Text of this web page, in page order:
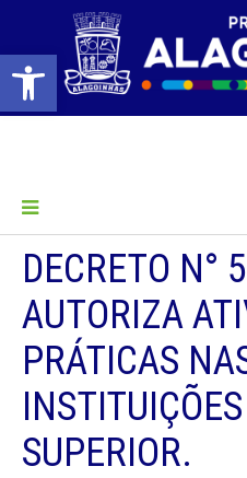
Barra de Ferramentas Aberta
DECRETO
AUTORIZA
PRÁTICAS
SUPERIOR.